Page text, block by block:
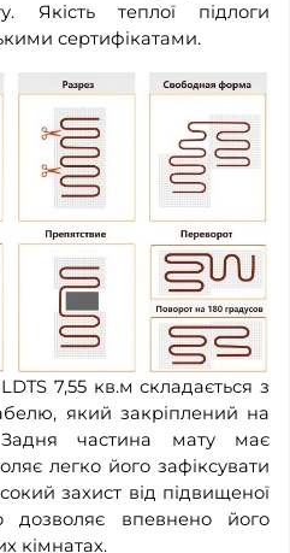
Якість теплої підлоги
сертифікатами.
7,55 кв.м складається з
який закріплений на
Задня частина мату має
легко його зафіксувати
захист від підвищеної
дозволяє впевнено його
кімнатах.